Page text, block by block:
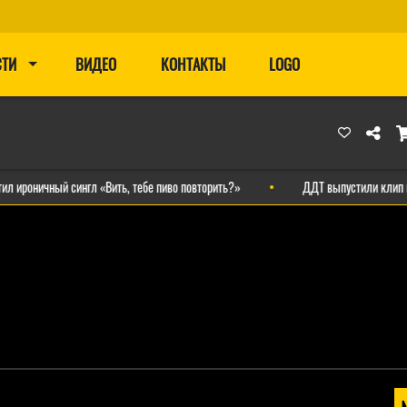
ВИДЕО КОНТАКТЫ LOGO
сингл «Вить, тебе пиво повторить?» ДДТ выпустили клип на